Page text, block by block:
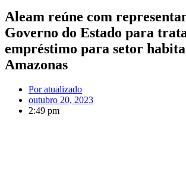
Aleam reúne com
Governo do Estado para
empréstimo para setor
Amazonas
Poratualizado
outubro 20, 2023
2:49 pm